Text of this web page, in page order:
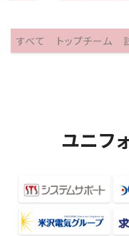
すべて トップチーム
ユニフ